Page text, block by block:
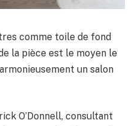
comme toile de fond
la pièce est le moyen le
un salon
O’Donnell, consultant